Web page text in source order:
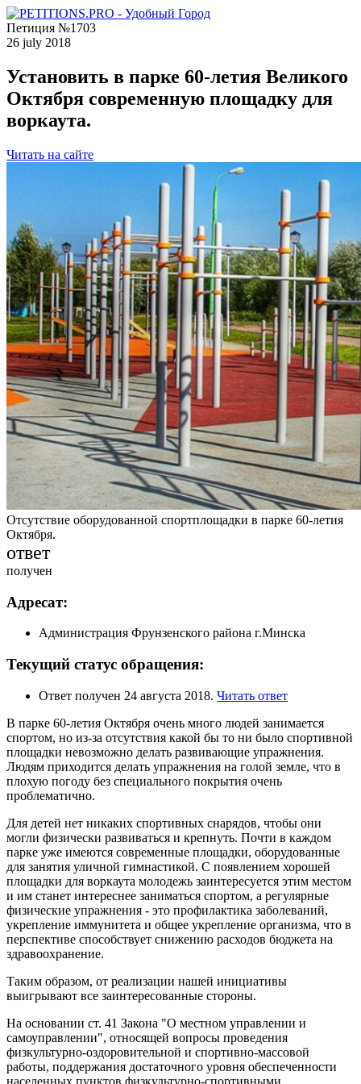
Петиция №1703
26 july 2018
Установить в парке 60-летия Великого
Октября современную площадку для
воркаута.
Читать на сайте
Отсутствие оборудованной спортплощадки в парке 60-летия
Октября.
ответ
получен
Адресат:
Администрация Фрунзенского района г.Минска
Текущий статус обращения:
Ответ получен 24 августа 2018. Читать ответ
В парке 60-летия Октября очень много людей занимается
спортом, но из-за отсутствия какой бы то ни было спортивной
площадки невозможно делать развивающие упражнения.
Людям приходится делать упражнения на голой земле, что в
плохую погоду без специального покрытия очень
проблематично.
Для детей нет никаких спортивных снарядов, чтобы они
могли физически развиваться и крепнуть. Почти в каждом
парке уже имеются современные площадки, оборудованные
для занятия уличной гимнастикой. С появлением хорошей
площадки для воркаута молодежь заинтересуется этим местом
и им станет интереснее заниматься спортом, а регулярные
физические упражнения - это профилактика заболеваний,
укрепление иммунитета и общее укрепление организма, что в
перспективе способствует снижению расходов бюджета на
здравоохранение.
Таким образом, от реализации нашей инициативы
выигрывают все заинтересованные стороны.
На основании ст. 41 Закона "О местном управлении и
самоуправлении", относящей вопросы проведения
физкультурно-оздоровительной и спортивно-массовой
работы, поддержания достаточного уровня обеспеченности
населенных пунктов физкультурно-спортивными